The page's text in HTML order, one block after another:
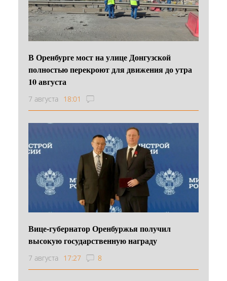
В Оренбурге мост на улице Донгузской
полностью перекроют для движения до утра
10 августа
7 августа 18:01
Вице-губернатор Оренбуржья получил
высокую государственную награду
7 августа 17:27 8